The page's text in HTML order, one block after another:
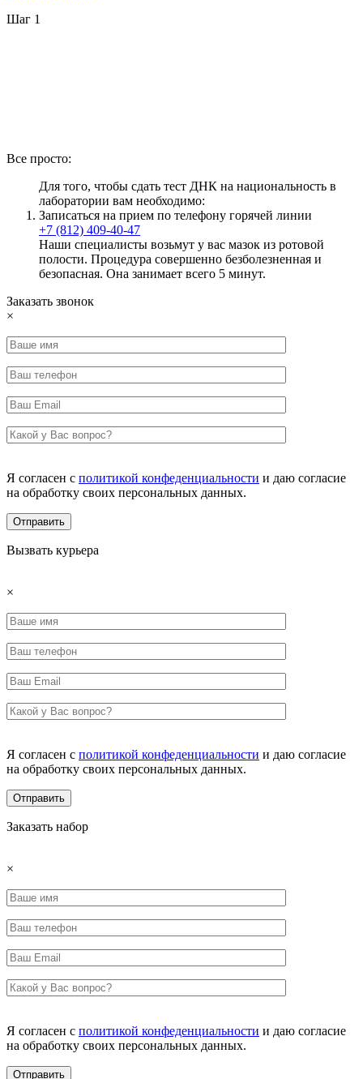
Шаг 1
Все просто:
Для того, чтобы сдать тест ДНК на национальность в
лаборатории вам необходимо:
Записаться на прием по телефону горячей линии
+7 (812) 409-40-47
Наши специалисты возьмут у вас мазок из ротовой
полости. Процедура совершенно безболезненная и
безопасная. Она занимает всего 5 минут.
Заказать звонок
×
Я согласен с политикой конфеденциальности и даю согласие
на обработку своих персональных данных.
Вызвать курьера
×
Я согласен с политикой конфеденциальности и даю согласие
на обработку своих персональных данных.
Заказать набор
×
Я согласен с политикой конфеденциальности и даю согласие
на обработку своих персональных данных.